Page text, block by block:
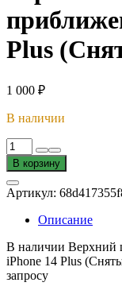
Plus
1 000 ₽
В наличии
Количество
товара
Верхний
шлейф
с
датчиком
приближения
для
iPhone
14
В корзину
Артикул:
Описание
В наличии Верхний
iPhone 14 Plus
запросу